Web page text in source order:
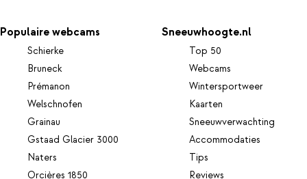
Populaire webcams
Schierke
Bruneck
Prémanon
Welschnofen
Grainau
Gstaad Glacier 3000
Naters
Orcières 1850
Sneeuwhoogte.nl
Top 50
Webcams
Wintersportweer
Kaarten
Sneeuwverwachting
Accommodaties
Tips
Reviews